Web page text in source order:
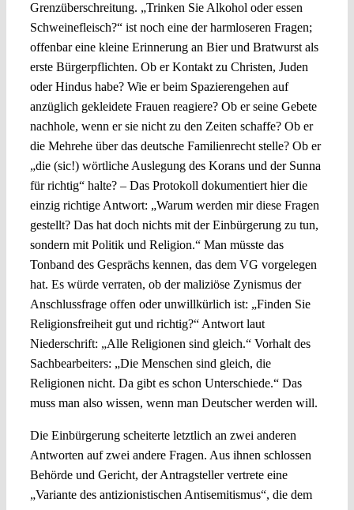
Grenzüberschreitung. „Trinken Sie Alkohol oder essen
Schweinefleisch?“ ist noch eine der harmloseren Fragen;
offenbar eine kleine Erinnerung an Bier und Bratwurst als
erste Bürgerpflichten. Ob er Kontakt zu Christen, Juden
oder Hindus habe? Wie er beim Spazierengehen auf
anzüglich gekleidete Frauen reagiere? Ob er seine Gebete
nachhole, wenn er sie nicht zu den Zeiten schaffe? Ob er
die Mehrehe über das deutsche Familienrecht stelle? Ob er
„die (sic!) wörtliche Auslegung des Korans und der Sunna
für richtig“ halte? – Das Protokoll dokumentiert hier die
einzig richtige Antwort: „Warum werden mir diese Fragen
gestellt? Das hat doch nichts mit der Einbürgerung zu tun,
sondern mit Politik und Religion.“ Man müsste das
Tonband des Gesprächs kennen, das dem VG vorgelegen
hat. Es würde verraten, ob der maliziöse Zynismus der
Anschlussfrage offen oder unwillkürlich ist: „Finden Sie
Religionsfreiheit gut und richtig?“ Antwort laut
Niederschrift: „Alle Religionen sind gleich.“ Vorhalt des
Sachbearbeiters: „Die Menschen sind gleich, die
Religionen nicht. Da gibt es schon Unterschiede.“ Das
muss man also wissen, wenn man Deutscher werden will.
Die Einbürgerung scheiterte letztlich an zwei anderen
Antworten auf zwei andere Fragen. Aus ihnen schlossen
Behörde und Gericht, der Antragsteller vertrete eine
„Variante des antizionistischen Antisemitismus“, die dem